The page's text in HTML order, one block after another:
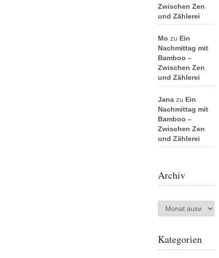
Zwischen Zen
und Zählerei
Mo zu Ein
Nachmittag mit
Bamboo –
Zwischen Zen
und Zählerei
Janazu Ein
Nachmittag mit
Bamboo –
Zwischen Zen
und Zählerei
Archiv
Archiv
Kategorien